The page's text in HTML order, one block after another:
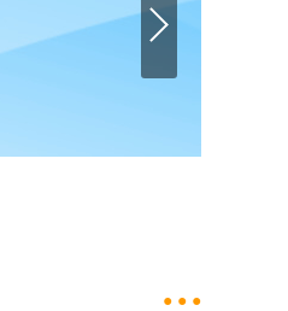
● ● ●